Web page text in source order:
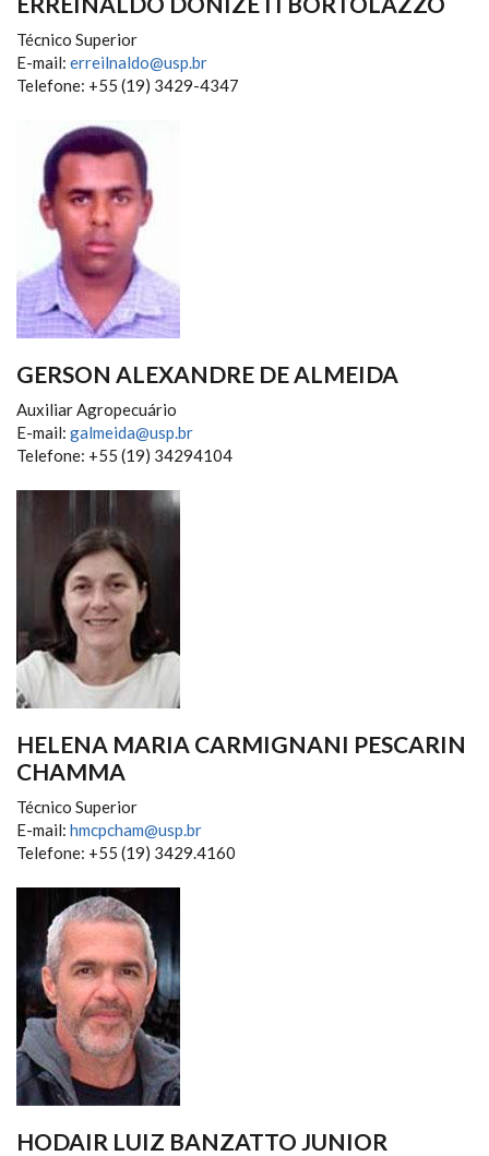
Técnico Superior
E-mail: erreilnaldo@usp.br
Telefone: +55 (19) 3429-4347
GERSON ALEXANDRE DE ALMEIDA
Auxiliar Agropecuário
E-mail: galmeida@usp.br
Telefone: +55 (19) 34294104
HELENA MARIA CARMIGNANI PESCARIN
CHAMMA
Técnico Superior
E-mail: hmcpcham@usp.br
Telefone: +55 (19) 3429.4160
HODAIR LUIZ BANZATTO JUNIOR